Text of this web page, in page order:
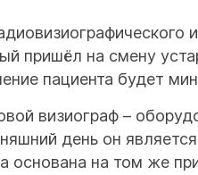
пришёл на смену
пациента будет
визиограф –
день он
основана на том же